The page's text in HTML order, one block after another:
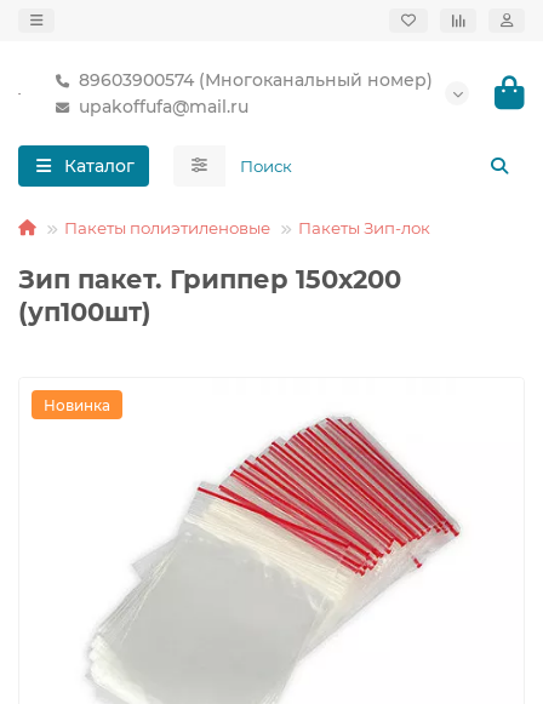
89603900574 (Многоканальный номер)
upakoffufa@mail.ru
Каталог
Пакеты полиэтиленовые Пакеты Зип-лок
Зип пакет. Гриппер 150х200
(уп100шт)
Новинка